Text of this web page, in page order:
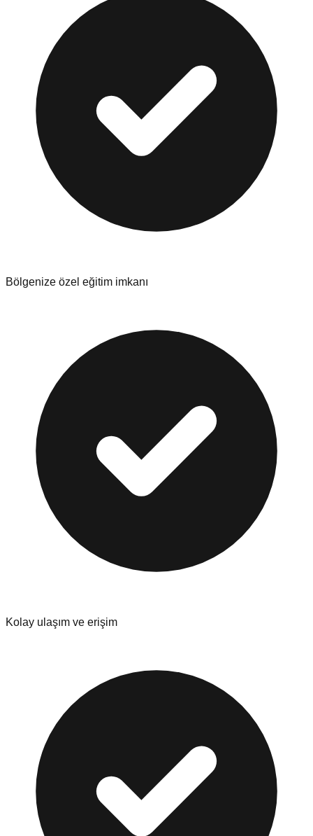
Bölgenize özel eğitim imkanı
Kolay ulaşım ve erişim